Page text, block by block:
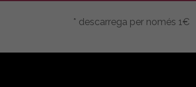
* descarrega per només 1€